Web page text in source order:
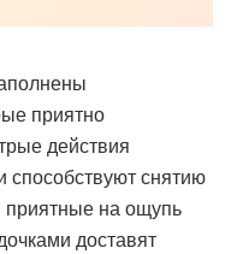
приятно
действия
способствуют снятию
приятные на ощупь
доставят